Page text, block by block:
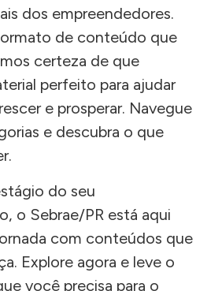
dos empreendedores.
de conteúdo que
certeza de que
perfeito para ajudar
e prosperar. Navegue
e descubra o que
do seu
o Sebrae/PR está aqui
com conteúdos que
Explore agora e leve o
você precisa para o